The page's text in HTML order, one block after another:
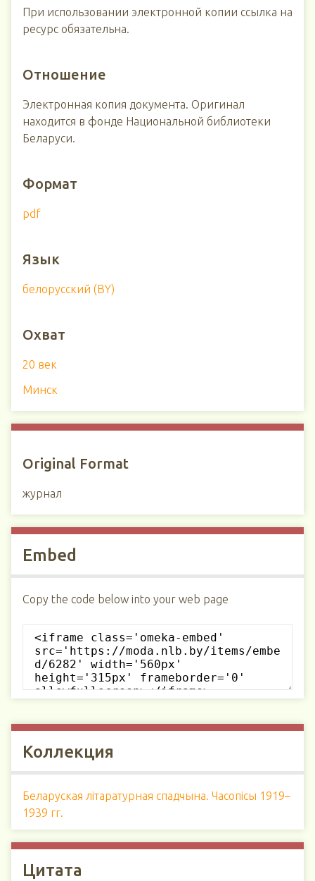
При использовании электронной копии ссылка на
ресурс обязательна.
Отношение
Электронная копия документа. Оригинал
находится в фонде Национальной библиотеки
Беларуси.
Формат
pdf
Язык
белорусский (BY)
Охват
20 век
Минск
Original Format
журнал
Embed
Copy the code below into your web page
Коллекция
Беларуская літаратурная спадчына. Часопісы 1919–
1939 гг.
Цитата